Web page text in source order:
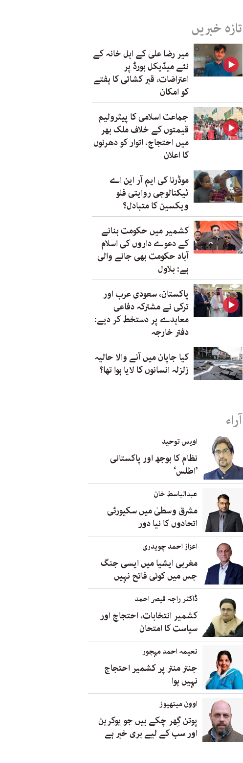
تازہ خبریں
میر رضا علی کے اہل خانہ کے
نئے میڈیکل بورڈ پر
اعتراضات، قبر کشائی کا ہفتے
کو امکان
جماعت اسلامی کا پیٹرولیم
قیمتوں کے خلاف ملک بھر
میں احتجاج، اتوار کو دھرنوں
کا اعلان
موڈرنا کی ایم آر این اے
ٹیکنالوجی روایتی فلو
ویکسین کا متبادل؟
کشمیر میں حکومت بنانے
کے دعوے داروں کی اسلام
آباد حکومت بھی جانے والی
ہے: بلاول
پاکستان، سعودی عرب اور
ترکی نے مشترکہ دفاعی
معاہدے پر دستخط کر دیے:
دفتر خارجہ
کیا جاپان میں آنے والا حالیہ
زلزلہ انسانوں کا لایا ہوا تھا؟
آراء
اویس توحید
نظام کا بوجھ اور پاکستانی
’اطلس‘
عبدالباسط خان
مشرق وسطیٰ میں سکیورٹی
اتحادوں کا نیا دور
اعزاز احمد چوہدری
مغربی ایشیا میں ایسی جنگ
جس میں کوئی فاتح نہیں
ڈاکٹر راجہ قیصر احمد
کشمیر انتخابات، احتجاج اور
سیاست کا امتحان
نعیمہ احمد مہجور
جنتر منتر پر کشمیر احتجاج
نہیں ہوا
اوون میتھیوز
پوتن گِھر چکے ہیں جو یوکرین
اور سب کے لیے بری خبر ہے